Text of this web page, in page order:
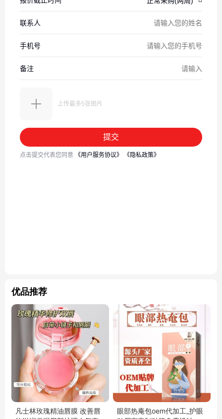
优品推荐
凡士林玫瑰精油唇膜 改善唇
眼部热庵包oem代加工_护眼